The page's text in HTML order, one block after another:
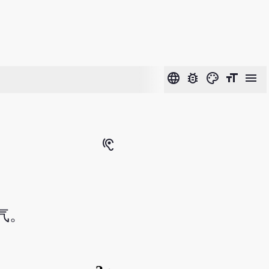
language bug_report color_lens format_size menu
hearing